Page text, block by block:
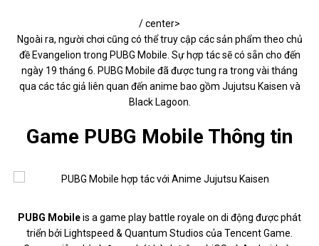
/ center>
Ngoài ra, người chơi cũng có thể truy cập các sản phẩm theo chủ
đề Evangelion trong PUBG Mobile. Sự hợp tác sẽ có sẵn cho đến
ngày 19 tháng 6. PUBG Mobile đã được tung ra trong vài tháng
qua các tác giả liên quan đến anime bao gồm Jujutsu Kaisen và
Black Lagoon.
Game PUBG Mobile Thông tin
PUBG Mobileis a game play battle royale on di động được phát
triển bởi Lightspeed & Quantum Studios của Tencent Game.